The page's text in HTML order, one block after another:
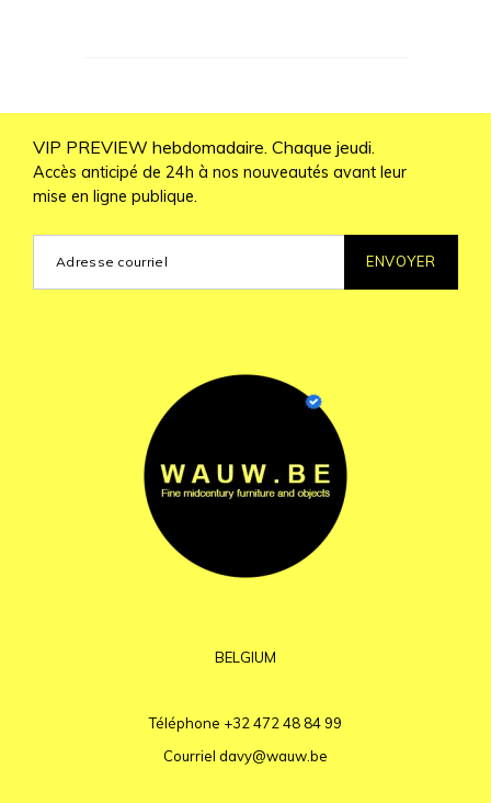
VIP PREVIEW hebdomadaire. Chaque jeudi.
Accès anticipé de 24h à nos nouveautés avant leur
mise en ligne publique.
ENVOYER
BELGIUM
Téléphone +32 472 48 84 99
Courriel davy@wauw.be